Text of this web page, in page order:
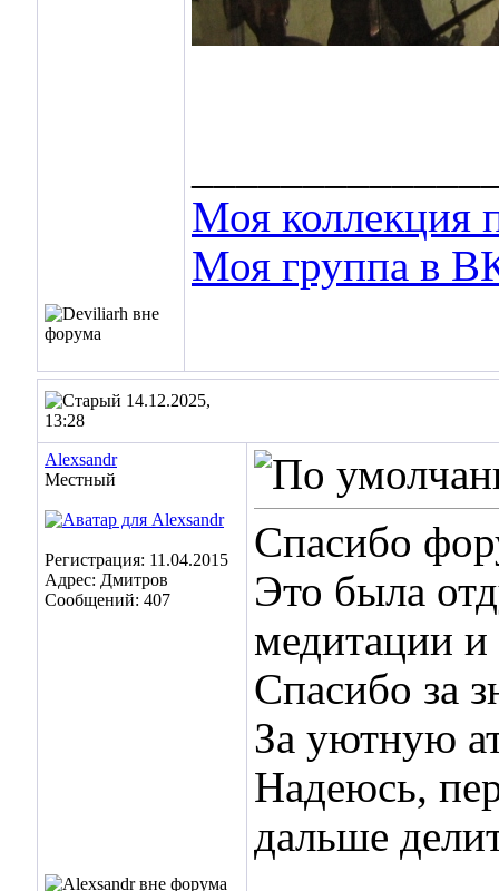
Моя коллекция
Моя группа в
14.12.2025,
13:28
Alexsandr
Местный
Регистрация: 11.04.2015
Адрес: Дмитров
Сообщений: 407
Спасибо
Это была
медитации и
Спасибо за
За уютную
Надеюсь,
дальше